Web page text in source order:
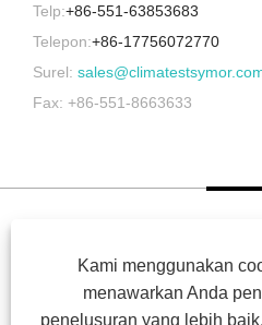
Telp:+86-551-63853683
Telepon:+86-17756072770
Surel:
Fax: +86-551-8663633
Hak Cipta © 2022 Symor
Lingkungan, Kabinet Kering
Dipercepat Semua Hak
Kami menggunakan
menawarkan Anda
penelusuran yang lebih